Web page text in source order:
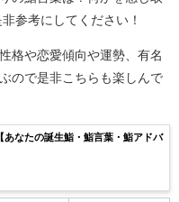
参考にしてください！
格や恋愛傾向や運勢、有名
ので是非こちらも楽しんで
あなたの誕生鮨・鮨言葉・鮨アドバ